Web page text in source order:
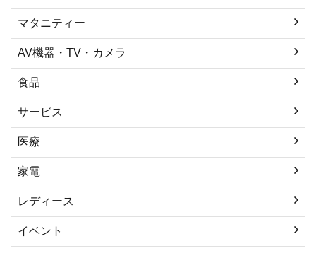
マタニティー
AV機器・TV・カメラ
食品
サービス
医療
家電
レディース
イベント